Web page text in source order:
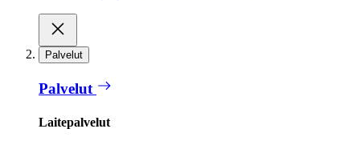
Palvelut
Palvelut
Laitepalvelut